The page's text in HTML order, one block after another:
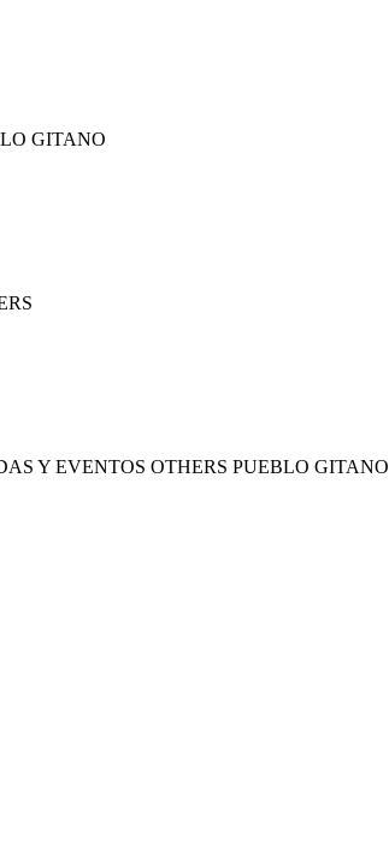
GITANO
Y EVENTOS OTHERS PUEBLO GITANO